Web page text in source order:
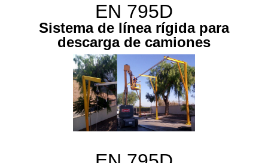
EN 795D
Sistema de línea rígida para
descarga de camiones